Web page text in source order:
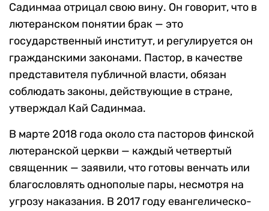
Садинмаа отрицал свою вину. Он говорит, что в
лютеранском понятии брак — это
государственный институт, и регулируется он
гражданскими законами. Пастор, в качестве
представителя публичной власти, обязан
соблюдать законы, действующие в стране,
утверждал Кай Садинмаа.
В марте 2018 года около ста пасторов финской
лютеранской церкви — каждый четвертый
священник — заявили, что готовы венчать или
благословлять однополые пары, несмотря на
угрозу наказания. В 2017 году евангелическо-